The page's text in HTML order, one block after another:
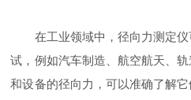
在工业领域中，径向力测定仪
试，例如汽车制造、航空航天、
和设备的径向力，可以准确了解